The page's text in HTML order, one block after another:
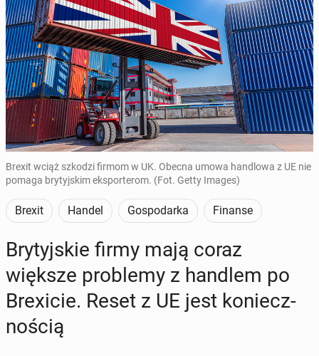
Brexit wciąż szkodzi firmom w UK. Obecna umowa handlowa z UE nie
pomaga brytyjskim eksporterom. (Fot. Getty Images)
Brexit Handel Gospodarka Finanse
Bry­tyj­skie firmy mają coraz
większe pro­ble­my z handlem po
Bre­xi­cie. Reset z UE jest ko­niecz­
no­ścią